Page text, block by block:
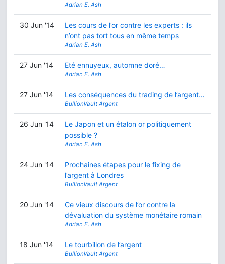
Adrian E. Ash
30 Jun '14
Les cours de l’or contre les experts : ils
n’ont pas tort tous en même temps
Adrian E. Ash
27 Jun '14 Eté ennuyeux, automne doré…
Adrian E. Ash
27 Jun '14 Les conséquences du trading de l’argent…
BullionVault Argent
26 Jun '14
Le Japon et un étalon or politiquement
possible ?
Adrian E. Ash
24 Jun '14
Prochaines étapes pour le fixing de
l’argent à Londres
BullionVault Argent
20 Jun '14
Ce vieux discours de l’or contre la
dévaluation du système monétaire romain
Adrian E. Ash
18 Jun '14 Le tourbillon de l’argent
BullionVault Argent